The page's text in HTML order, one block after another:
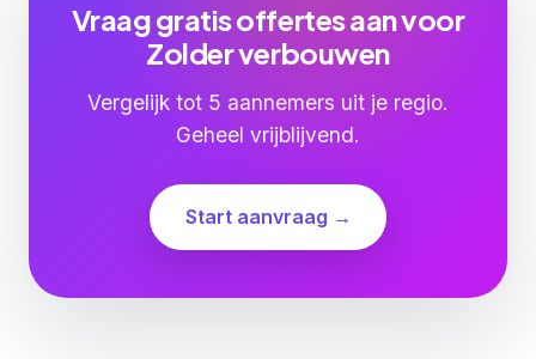
Vraag gratis offertes aan voor
Zolder verbouwen
Vergelijk tot 5 aannemers uit je regio.
Geheel vrijblijvend.
Start aanvraag →